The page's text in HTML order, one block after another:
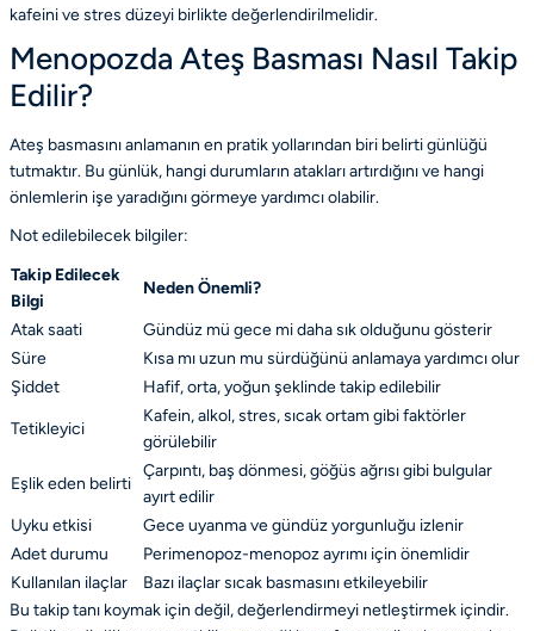
kafeini ve stres düzeyi birlikte değerlendirilmelidir.
Menopozda Ateş Basması Nasıl Takip
Edilir?
Ateş basmasını anlamanın en pratik yollarından biri belirti günlüğü
tutmaktır. Bu günlük, hangi durumların atakları artırdığını ve hangi
önlemlerin işe yaradığını görmeye yardımcı olabilir.
Not edilebilecek bilgiler:
Takip Edilecek
Bilgi
Neden Önemli?
Atak saati
Gündüz mü gece mi daha sık olduğunu gösterir
Süre
Kısa mı uzun mu sürdüğünü anlamaya yardımcı olur
Şiddet
Hafif, orta, yoğun şeklinde takip edilebilir
Tetikleyici
Kafein, alkol, stres, sıcak ortam gibi faktörler
görülebilir
Eşlik eden belirti
Çarpıntı, baş dönmesi, göğüs ağrısı gibi bulgular
ayırt edilir
Uyku etkisi
Gece uyanma ve gündüz yorgunluğu izlenir
Adet durumu
Perimenopoz-menopoz ayrımı için önemlidir
Kullanılan ilaçlar
Bazı ilaçlar sıcak basmasını etkileyebilir
Bu takip tanı koymak için değil, değerlendirmeyi netleştirmek içindir.